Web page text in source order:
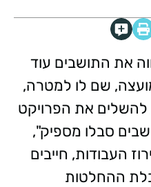
את התושבים עוד
שם לו למטרה,
להשלים את הפרויקט
סבלו מספיק",
העבודות, חייבים
ההחלטות